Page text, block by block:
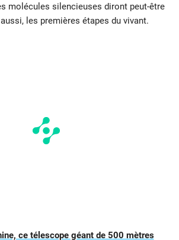
molécules silencieuses diront peut-être
les premières étapes du vivant.
ce télescope géant de 500 mètres